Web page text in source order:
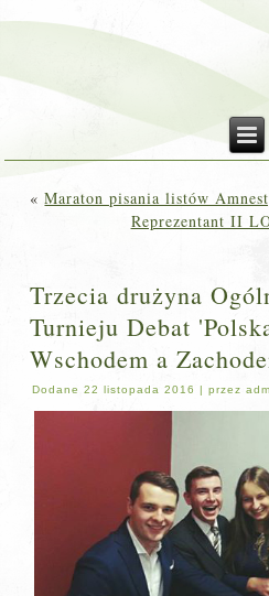
«Maraton pisania listów
Reprezentant II
Trzecia drużyna
Turnieju Debat
Wschodem a
Dodane 22 listopada 2016 |przez